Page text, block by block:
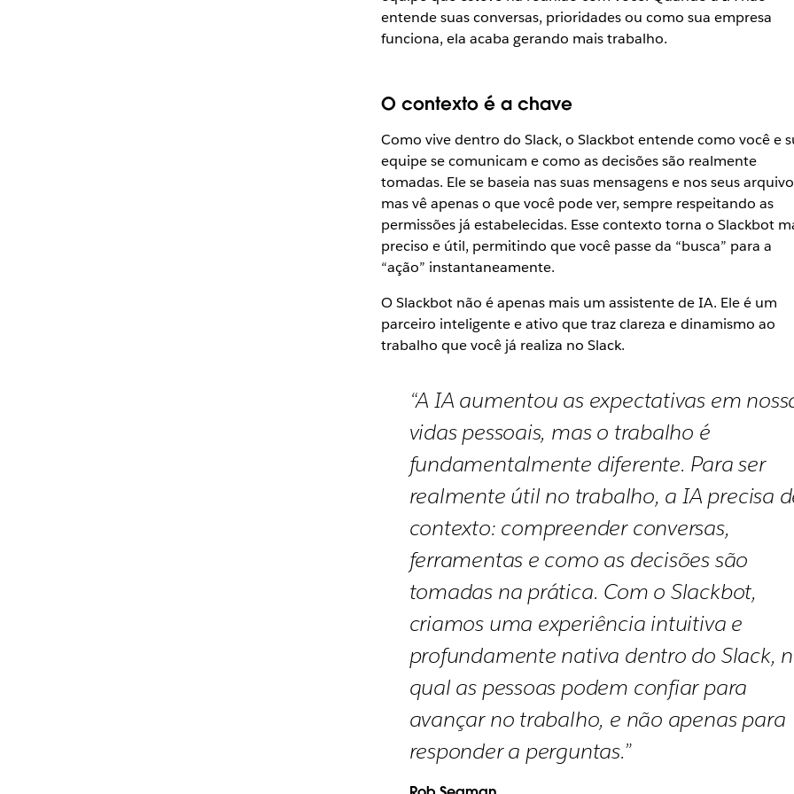
entende suas conversas, prioridades ou como sua empresa
funciona, ela acaba gerando mais trabalho.
O contexto é a chave
Como vive dentro do Slack, o Slackbot entende como você e
equipe se comunicam e como as decisões são realmente
tomadas. Ele se baseia nas suas mensagens e nos seus
mas vê apenas o que você pode ver, sempre respeitando as
permissões já estabelecidas. Esse contexto torna o Slackbot
preciso e útil, permitindo que você passe da “busca” para a
“ação” instantaneamente.
O Slackbot não é apenas mais um assistente de IA. Ele é um
parceiro inteligente e ativo que traz clareza e dinamismo ao
trabalho que você já realiza no Slack.
“A IA aumentou as expectativas em
vidas pessoais, mas o trabalho é
fundamentalmente diferente. Para ser
realmente útil no trabalho, a IA precisa
contexto: compreender conversas,
ferramentas e como as decisões são
tomadas na prática. Com o Slackbot,
criamos uma experiência intuitiva e
profundamente nativa dentro do Slack,
qual as pessoas podem confiar para
avançar no trabalho, e não apenas para
responder a perguntas.”